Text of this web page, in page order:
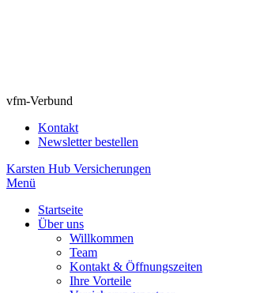
vfm-Verbund
Kontakt
Newsletter bestellen
Karsten Hub Versicherungen
Menü
Startseite
Über uns
Willkommen
Team
Kontakt & Öffnungszeiten
Ihre Vorteile